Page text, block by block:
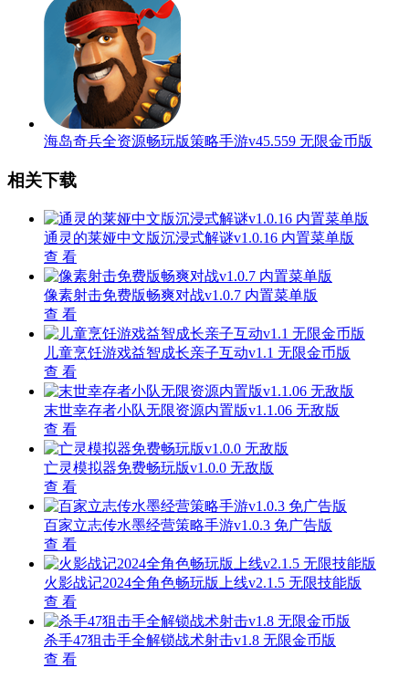
海岛奇兵全资源畅玩版策略手游v45.559 无限金币版
相关下载
通灵的莱娅中文版沉浸式解谜v1.0.16 内置菜单版
查 看
像素射击免费版畅爽对战v1.0.7 内置菜单版
查 看
儿童烹饪游戏益智成长亲子互动v1.1 无限金币版
查 看
末世幸存者小队无限资源内置版v1.1.06 无敌版
查 看
亡灵模拟器免费畅玩版v1.0.0 无敌版
查 看
百家立志传水墨经营策略手游v1.0.3 免广告版
查 看
火影战记2024全角色畅玩版上线v2.1.5 无限技能版
查 看
杀手47狙击手全解锁战术射击v1.8 无限金币版
查 看